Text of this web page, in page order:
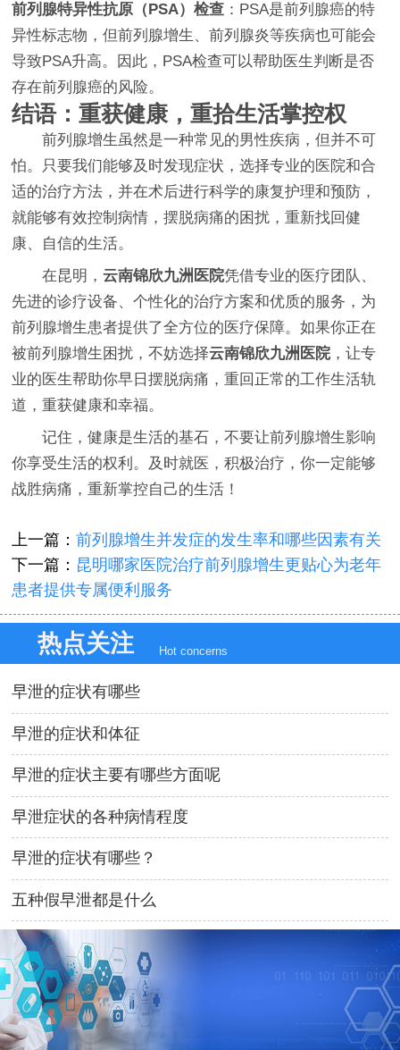
前列腺特异性抗原（PSA）检查 ：PSA是前列腺癌的特
异性标志物，但前列腺增生、前列腺炎等疾病也可能会
导致PSA升高。因此，PSA检查可以帮助医生判断是否
存在前列腺癌的风险。
结语：重获健康，重拾生活掌控权
前列腺增生虽然是一种常见的男性疾病，但并不可
怕。只要我们能够及时发现症状，选择专业的医院和合
适的治疗方法，并在术后进行科学的康复护理和预防，
就能够有效控制病情，摆脱病痛的困扰，重新找回健
康、自信的生活。
在昆明，云南锦欣九洲医院凭借专业的医疗团队、
先进的诊疗设备、个性化的治疗方案和优质的服务，为
前列腺增生患者提供了全方位的医疗保障。如果你正在
被前列腺增生困扰，不妨选择云南锦欣九洲医院，让专
业的医生帮助你早日摆脱病痛，重回正常的工作生活轨
道，重获健康和幸福。
记住，健康是生活的基石，不要让前列腺增生影响
你享受生活的权利。及时就医，积极治疗，你一定能够
战胜病痛，重新掌控自己的生活！
上一篇：前列腺增生并发症的发生率和哪些因素有关
下一篇： 昆明哪家医院治疗前列腺增生更贴心为老年
患者提供专属便利服务
热点关注 Hot concerns
早泄的症状有哪些
早泄的症状和体征
早泄的症状主要有哪些方面呢
早泄症状的各种病情程度
早泄的症状有哪些？
五种假早泄都是什么